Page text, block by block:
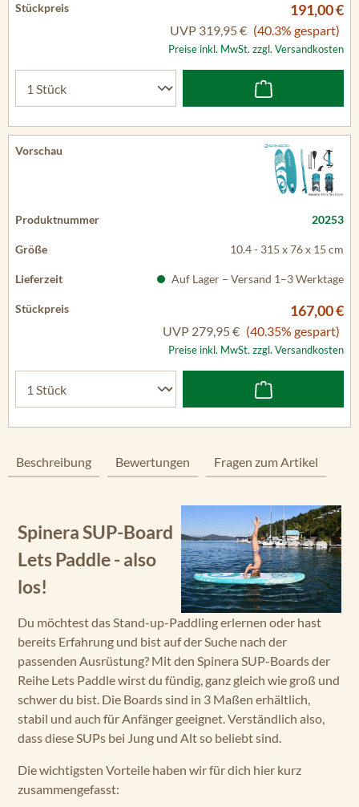
191,00 €
UVP 319,95 € (40.3% gespart)
Preise inkl. MwSt. zzgl. Versandkosten
20253
10.4 - 315 x 76 x 15 cm
Auf Lager – Versand 1–3 Werktage
167,00 €
UVP 279,95 € (40.35% gespart)
Preise inkl. MwSt. zzgl. Versandkosten
Beschreibung Bewertungen Fragen zum Artikel
Spinera SUP-Board
Lets Paddle - also
los!
Du möchtest das Stand-up-Paddling erlernen oder hast
bereits Erfahrung und bist auf der Suche nach der
passenden Ausrüstung? Mit den Spinera SUP-Boards der
Reihe Lets Paddle wirst du fündig, ganz gleich wie groß und
schwer du bist. Die Boards sind in 3 Maßen erhältlich,
stabil und auch für Anfänger geeignet. Verständlich also,
dass diese SUPs bei Jung und Alt so beliebt sind.
Die wichtigsten Vorteile haben wir für dich hier kurz
zusammengefasst: